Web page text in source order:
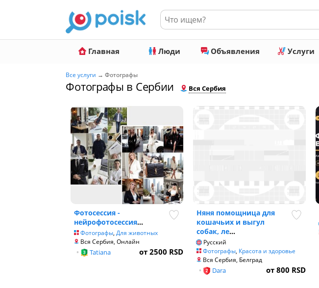
Главная Люди Объявления Услуги
Все услуги → Фотографы
Фотографы в Сербии Вся Сербия
Фотосессия -
нейрофотосессия...
Фотографы,Для животных
Вся Сербия, Онлайн
от 2500 RSD
• Tatiana
Няня помощница для
кошачьих и выгул
собак, ле...
Русский
Фотографы, Красота и здоровье
Вся Сербия, Белград
от 800 RSD
• Dara